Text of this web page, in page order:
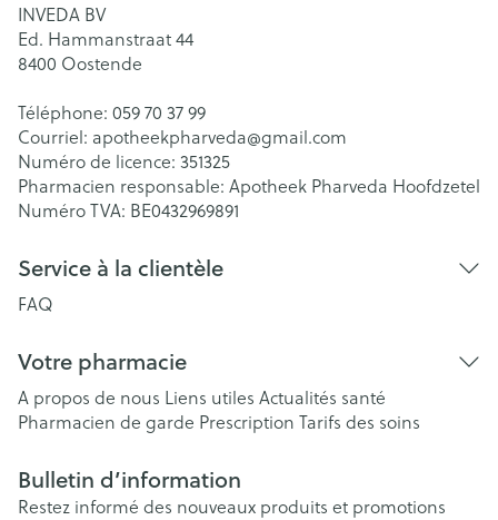
INVEDA BV
Ed. Hammanstraat 44
8400 Oostende
Téléphone: 059 70 37 99
Courriel: apotheekpharveda@gmail.com
Numéro de licence: 351325
Pharmacien responsable: Apotheek Pharveda Hoofdzetel
Numéro TVA: BE0432969891
Service à la clientèle
FAQ
Votre pharmacie
A propos de nous Liens utiles Actualités santé
Pharmacien de garde Prescription Tarifs des soins
Bulletin d’information
Restez informé des nouveaux produits et promotions